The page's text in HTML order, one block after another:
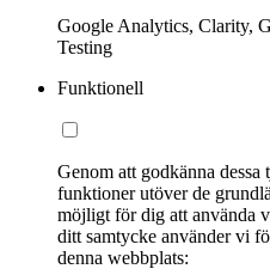
Google Analytics, Clarity,
Testing
Funktionell
Genom att godkänna
funktioner utöver de
möjligt för dig att använda
ditt samtycke använder vi
denna webbplats: